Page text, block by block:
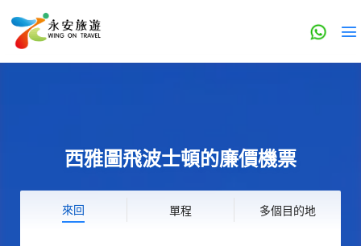
西雅圖飛波士頓的廉價機票
來回 單程 多個目的地